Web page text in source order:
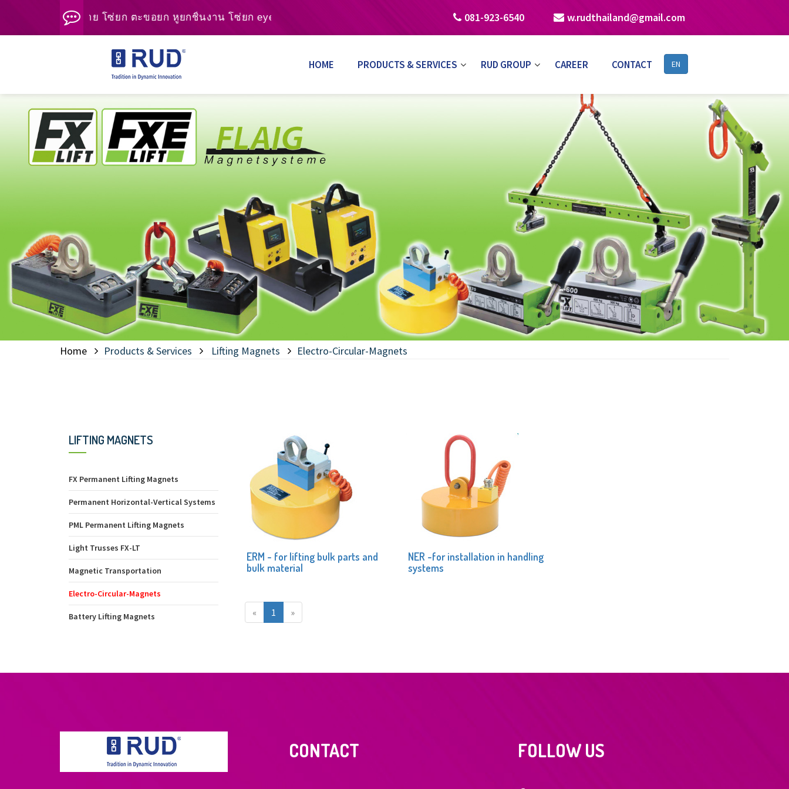
แลนด์ จำหน่าย โซ่ยก ตะขอยก หูยกชิ้นงาน โซ่ยก eye bolt คุณภาพดี โทร. 02-046-6088 081-923-6540 w.rudthailand@gmail.com
HOME PRODUCTS & SERVICES RUD GROUP CAREER CONTACT EN
Home Products & Services Lifting Magnets Electro-Circular-Magnets
LIFTING MAGNETS
FX Permanent Lifting Magnets
Permanent Horizontal-Vertical Systems
PML Permanent Lifting Magnets
Light Trusses FX-LT
Magnetic Transportation
Electro-Circular-Magnets
Battery Lifting Magnets
ERM - for lifting bulk parts and
bulk material
NER -for installation in handling
systems
« 1 »
CONTACT FOLLOW US